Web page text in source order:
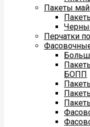
Пакеты
Перчатки
БОПП